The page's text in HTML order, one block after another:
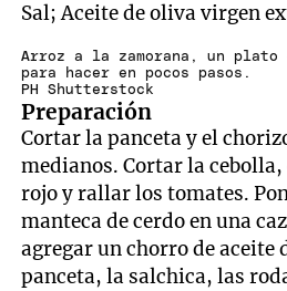
Sal; Aceite de oliva virgen
Arroz a la zamorana, un plato
para hacer en pocos pasos.
PH Shutterstock
Preparación
Cortar la panceta y el
medianos. Cortar la
rojo y rallar los tomates.
manteca de cerdo en una
agregar un chorro de aceite
panceta, la salchica, las